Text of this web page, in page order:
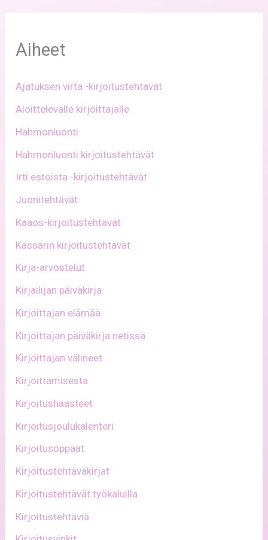
Aiheet
Ajatuksen virta -kirjoitustehtävät
Aloittelevalle kirjoittajalle
Hahmonluonti
Hahmonluonti kirjoitustehtävät
Irti estoista -kirjoitustehtävät
Juonitehtävät
Kaaos-kirjoitustehtävät
Kässärin kirjoitustehtävät
Kirja-arvostelut
Kirjailijan päiväkirja
Kirjoittajan elämää
Kirjoittajan päiväkirja netissä
Kirjoittajan välineet
Kirjoittamisesta
Kirjoitushaasteet
Kirjoitusjoulukalenteri
Kirjoitusoppaat
Kirjoitustehtäväkirjat
Kirjoitustehtävät työkaluilla
Kirjoitustehtäviä